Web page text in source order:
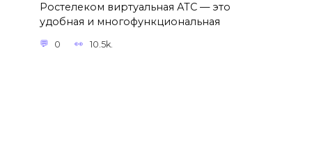
Ростелеком виртуальная АТС — это
удобная и многофункциональная
0 10.5k.